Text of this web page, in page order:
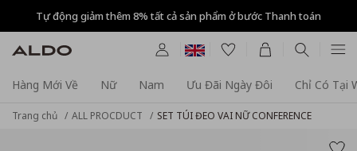
Tự động giảm thêm 8% tất cả sản phẩm ở bước Thanh toán
Hàng Mới Về Nữ Nam Ưu Đãi Ngày Đôi Chỉ Có Tại
Trang chủ ALL PROCDUCT SET TÚI ĐEO VAI NỮ CONFERENCE